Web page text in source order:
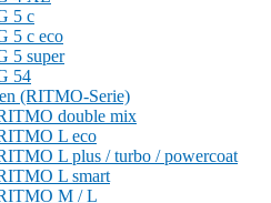
5 c
5 c eco
5 super
54
(RITMO-Serie)
double mix
L eco
L plus / turbo / powercoat
L smart
M / L